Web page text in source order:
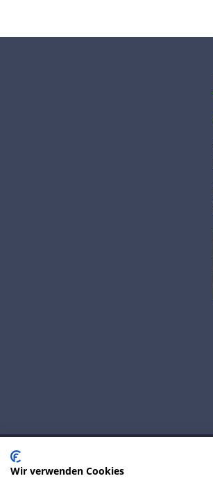
© 2020 IP Central GmbH
Wir verwenden Cookies